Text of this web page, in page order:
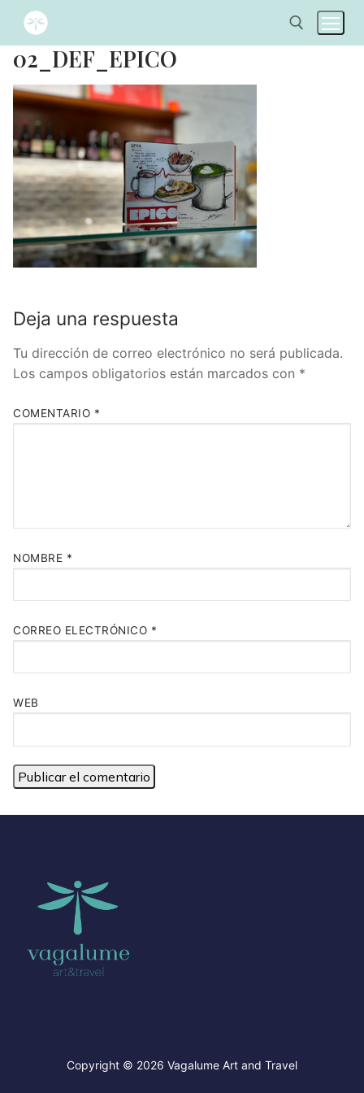
02_DEF_EPICO
Deja una respuesta
Tu dirección de correo electrónico no será publicada.
Los campos obligatorios están marcados con *
COMENTARIO *
NOMBRE *
CORREO ELECTRÓNICO *
WEB
Copyright © 2026 Vagalume Art and Travel